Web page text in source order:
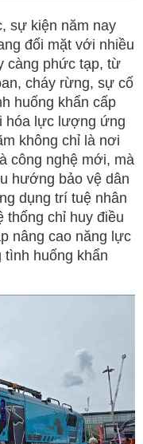
sự kiện năm nay
đối mặt với nhiều
càng phức tạp, từ
cháy rừng, sự cố
huống khẩn cấp
hóa lực lượng ứng
không chỉ là nơi
công nghệ mới, mà
hướng bảo vệ dân
dụng trí tuệ nhân
thống chỉ huy điều
nâng cao năng lực
huống khẩn